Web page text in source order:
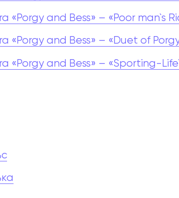
and Bess» – «Poor man`s
and Bess» – «Duet of
and Bess» – «Sporting-